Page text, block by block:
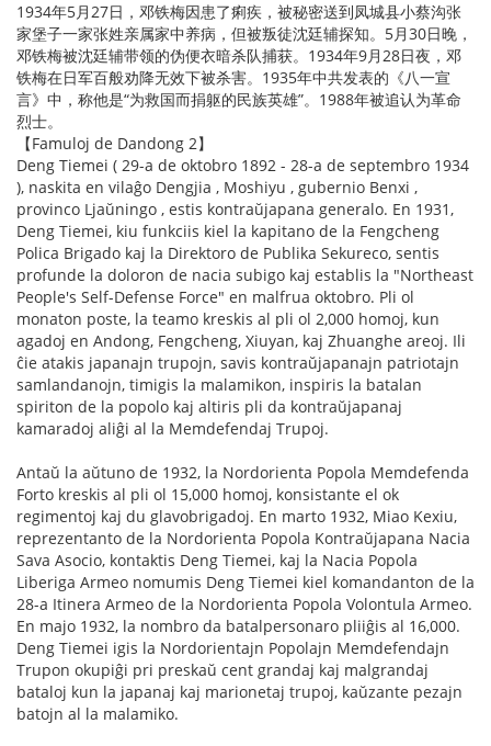
1934年5月27日，邓铁梅因患了痢疾，被秘密送到凤城县小蔡沟张
家堡子一家张姓亲属家中养病，但被叛徒沈廷辅探知。5月30日晚，
邓铁梅被沈廷辅带领的伪便衣暗杀队捕获。1934年9月28日夜，邓
铁梅在日军百般劝降无效下被杀害。1935年中共发表的《八一宣
言》中，称他是“为救国而捐躯的民族英雄”。1988年被追认为革命
烈士。
【Famuloj de Dandong 2】
Deng Tiemei ( 29-a de oktobro 1892 - 28-a de septembro 1934
), naskita en vilaĝo Dengjia , Moshiyu , gubernio Benxi ,
provinco Ljaŭningo , estis kontraŭjapana generalo. En 1931,
Deng Tiemei, kiu funkciis kiel la kapitano de la Fengcheng
Polica Brigado kaj la Direktoro de Publika Sekureco, sentis
profunde la doloron de nacia subigo kaj establis la "Northeast
People's Self-Defense Force" en malfrua oktobro. Pli ol
monaton poste, la teamo kreskis al pli ol 2,000 homoj, kun
agadoj en Andong, Fengcheng, Xiuyan, kaj Zhuanghe areoj. Ili
ĉie atakis japanajn trupojn, savis kontraŭjapanajn patriotajn
samlandanojn, timigis la malamikon, inspiris la batalan
spiriton de la popolo kaj altiris pli da kontraŭjapanaj
kamaradoj aliĝi al la Memdefendaj Trupoj.
Antaŭ la aŭtuno de 1932, la Nordorienta Popola Memdefenda
Forto kreskis al pli ol 15,000 homoj, konsistante el ok
regimentoj kaj du glavobrigadoj. En marto 1932, Miao Kexiu,
reprezentanto de la Nordorienta Popola Kontraŭjapana Nacia
Sava Asocio, kontaktis Deng Tiemei, kaj la Nacia Popola
Liberiga Armeo nomumis Deng Tiemei kiel komandanton de la
28-a Itinera Armeo de la Nordorienta Popola Volontula Armeo.
En majo 1932, la nombro da batalpersonaro pliiĝis al 16,000.
Deng Tiemei igis la Nordorientajn Popolajn Memdefendajn
Trupon okupiĝi pri preskaŭ cent grandaj kaj malgrandaj
bataloj kun la japanaj kaj marionetaj trupoj, kaŭzante pezajn
batojn al la malamiko.